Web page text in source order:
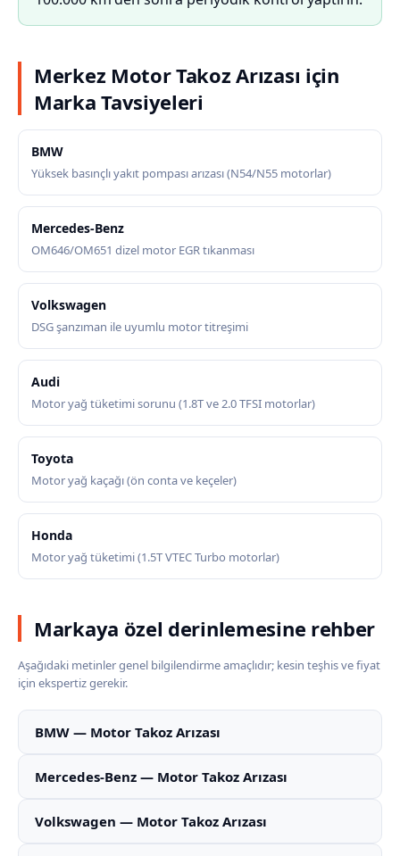
Merkez Motor Takoz Arızası için
Marka Tavsiyeleri
BMW
Yüksek basınçlı yakıt pompası arızası (N54/N55 motorlar)
Mercedes-Benz
OM646/OM651 dizel motor EGR tıkanması
Volkswagen
DSG şanzıman ile uyumlu motor titreşimi
Audi
Motor yağ tüketimi sorunu (1.8T ve 2.0 TFSI motorlar)
Toyota
Motor yağ kaçağı (ön conta ve keçeler)
Honda
Motor yağ tüketimi (1.5T VTEC Turbo motorlar)
Markaya özel derinlemesine rehber
Aşağıdaki metinler genel bilgilendirme amaçlıdır; kesin teşhis ve fiyat
için ekspertiz gerekir.
BMW — Motor Takoz Arızası
Mercedes-Benz — Motor Takoz Arızası
Volkswagen — Motor Takoz Arızası